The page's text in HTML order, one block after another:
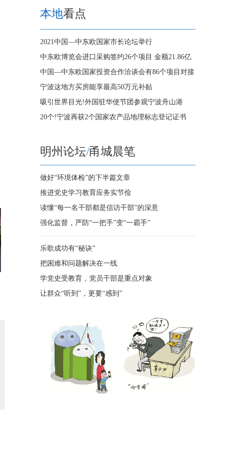
本地看点
2021中国—中东欧国家市长论坛举行
中东欧博览会进口采购签约26个项目 金额21.86亿
中国—中东欧国家投资合作洽谈会有86个项目对接
宁波这地方买房能享最高50万元补贴
吸引世界目光!外国驻华使节团参观宁波舟山港
20个!宁波再获2个国家农产品地理标志登记证书
明州论坛/甬城晨笔
做好“环境体检”的下半篇文章
推进党史学习教育应务实节俭
读懂“每一名干部都是信访干部”的深意
强化监督，严防“一把手”变“一霸手”
乐歌成功有“秘诀”
把困难和问题解决在一线
学党史受教育，党员干部是重点对象
让群众“听到”，更要“感到”